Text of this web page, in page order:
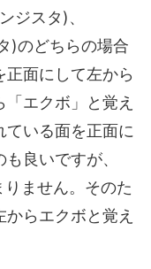
ジスタ)、
)のどちらの場合
面にして左から
「エクボ」と覚え
ている面を正面に
良いですが、
ません。 そのた
らエクボと覚え